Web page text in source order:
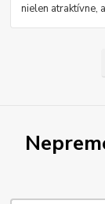
nielen atraktívne,